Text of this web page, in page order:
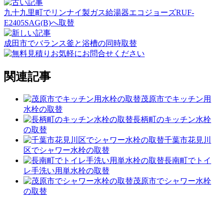
九十九里町でリンナイ製ガス給湯器エコジョーズRUF-
E2405SAG(B)へ取替
成田市でバランス釜と浴槽の同時取替
関連記事
茂原市でキッチン用
水栓の取替
長柄町のキッチン水栓
の取替
千葉市花見川
区でシャワー水栓の取替
長南町でトイ
レ手洗い用単水栓の取替
茂原市でシャワー水栓
の取替